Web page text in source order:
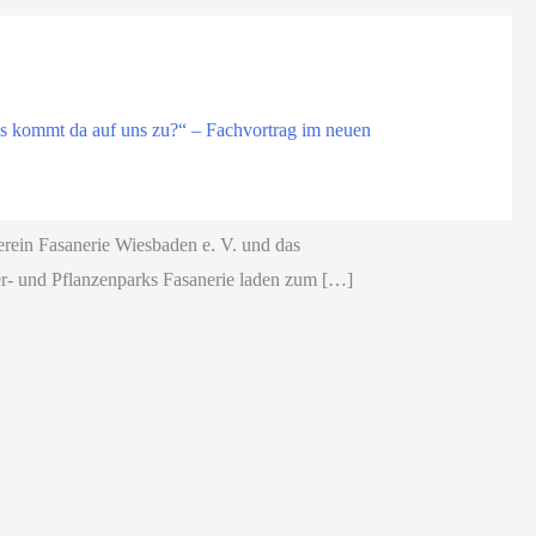
kommt da auf uns zu?“ – Fachvortrag im neuen
Fasanerie Wiesbaden e. V. und das
und Pflanzenparks Fasanerie laden zum […]